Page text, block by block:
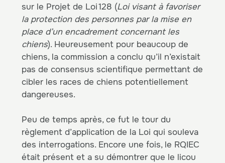
sur le Projet de Loi 128 (Loi visant à favoriser
la protection des personnes par la mise en
place d’un encadrement concernant les
chiens). Heureusement pour beaucoup de
chiens, la commission a conclu qu’il n’existait
pas de consensus scientifique permettant de
cibler les races de chiens potentiellement
dangereuses.
Peu de temps après, ce fut le tour du
règlement d’application de la Loi qui souleva
des interrogations. Encore une fois, le RQIEC
était présent et a su démontrer que le licou